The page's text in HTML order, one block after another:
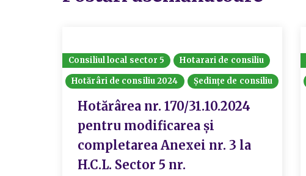
Consiliul local sector 5
Hotarari de consiliu
Hotărâri de consiliu 2024
Ședințe de consiliu
Hotărârea nr. 170/31.10.2024
pentru modificarea și
completarea Anexei nr. 3 la
H.C.L. Sector 5 nr.